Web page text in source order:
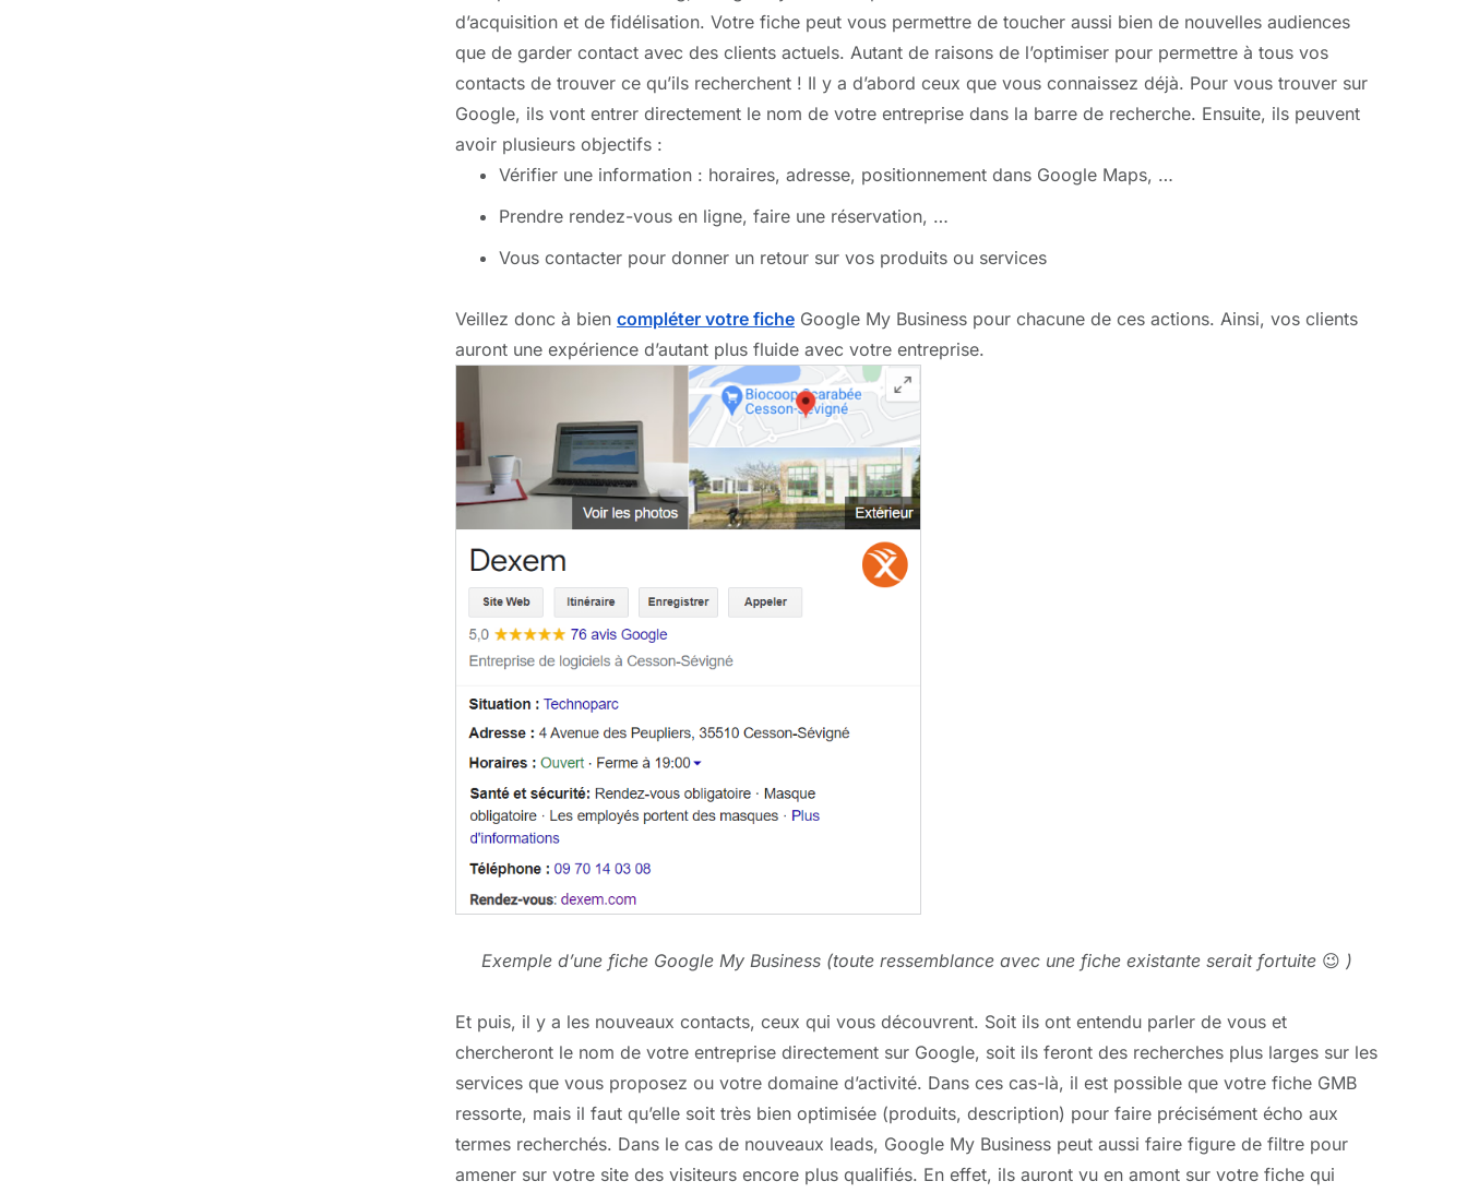
d’acquisition et de fidélisation. Votre fiche peut vous permettre de toucher aussi bien de nouvelles audiences
que de garder contact avec des clients actuels. Autant de raisons de l’optimiser pour permettre à tous vos
contacts de trouver ce qu’ils recherchent ! Il y a d’abord ceux que vous connaissez déjà. Pour vous trouver sur
Google, ils vont entrer directement le nom de votre entreprise dans la barre de recherche. Ensuite, ils peuvent
avoir plusieurs objectifs :
Vérifier une information : horaires, adresse, positionnement dans Google Maps, …
Prendre rendez-vous en ligne, faire une réservation, …
Vous contacter pour donner un retour sur vos produits ou services
Veillez donc à bien compléter votre fiche Google My Business pour chacune de ces actions. Ainsi, vos clients
auront une expérience d’autant plus fluide avec votre entreprise.
Exemple d’une fiche Google My Business (toute ressemblance avec une fiche existante serait fortuite 😉 )
Et puis, il y a les nouveaux contacts, ceux qui vous découvrent. Soit ils ont entendu parler de vous et
chercheront le nom de votre entreprise directement sur Google, soit ils feront des recherches plus larges sur les
services que vous proposez ou votre domaine d’activité. Dans ces cas-là, il est possible que votre fiche GMB
ressorte, mais il faut qu’elle soit très bien optimisée (produits, description) pour faire précisément écho aux
termes recherchés. Dans le cas de nouveaux leads, Google My Business peut aussi faire figure de filtre pour
amener sur votre site des visiteurs encore plus qualifiés. En effet, ils auront vu en amont sur votre fiche qui